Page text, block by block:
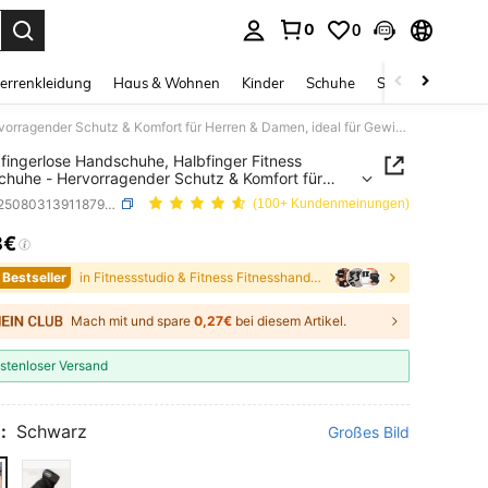
0 0
Haus & Wohnen Kinder Schuhe Schmuck &
1 Paar fingerlose Handschuhe, Halbfinger Fitness Handschuhe - Hervorragender Schutz & Komfort für Herren & Damen, ideal für Gewichtheben & Fitness Training, schwarz mit verstellbarem Handgelenkriemen, atmungsaktives Polyestermesh, Gym Zubehör
Handschuhe, Halbfinger Fitness
- Hervorragender Schutz & Komfort für
& Damen, ideal für Gewichtheben & Fitness
schwarz mit verstellbarem Handgelenkriemen,
Polyestermesh, Gym Zubehör
SKU: st25080313911879653 (100+ Kundenmeinungen)
AND AVAILABILITY
in Fitnessstudio & Fitness Fitnesshandschuhe
Mach mit und spare 0,27€ bei diesem Artikel.
Versand
Schwarz Großes Bild